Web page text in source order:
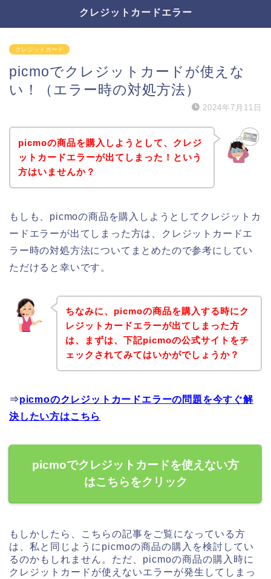
クレジットカードエラー
クレジットカード
picmoでクレジットカードが使えな
い！（エラー時の対処方法）
2024年7月11日
picmoの商品を購入しようとして、クレジ
ットカードエラーが出てしまった！という
方はいませんか？
もしも、picmoの商品を購入しようとしてクレジットカ
ードエラーが出てしまった方は、クレジットカードエ
ラー時の対処方法についてまとめたので参考にしてい
ただけると幸いです。
ちなみに、picmoの商品を購入する時にク
レジットカードエラーが出てしまった方
は、まずは、下記picmoの公式サイトをチ
ェックされてみてはいかがでしょうか？
⇒picmoのクレジットカードエラーの問題を今すぐ解
決したい方はこちら
picmoでクレジットカードを使えない方
はこちらをクリック
もしかしたら、こちらの記事をご覧になっている方
は、私と同じようにpicmoの商品の購入を検討してい
るのかもしれません。ただ、picmoの商品の購入時に
クレジットカードが使えないエラーが発生してしまっ